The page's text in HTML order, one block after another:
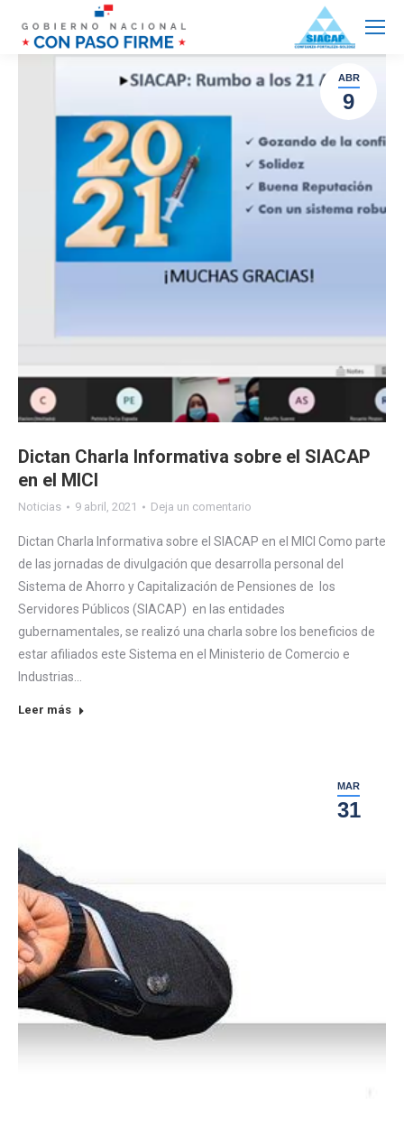
ABR
9
Dictan Charla Informativa sobre el SIACAP
en el MICI
Noticias 9 abril, 2021 Deja un comentario
Dictan Charla Informativa sobre el SIACAP en el MICI Como parte
de las jornadas de divulgación que desarrolla personal del
Sistema de Ahorro y Capitalización de Pensiones de los
Servidores Públicos (SIACAP) en las entidades
gubernamentales, se realizó una charla sobre los beneficios de
estar afiliados este Sistema en el Ministerio de Comercio e
Industrias…
Leer más
MAR
31